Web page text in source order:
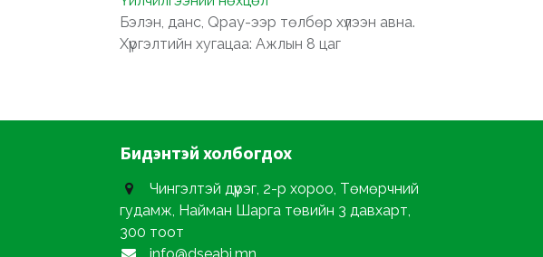
Бэлэн, данс, Qpay-ээр төлбөр хүлээн авна.
Хүргэлтийн хугацаа: Ажлын 8 цаг
Бидэнтэй холбогдох
Чингэлтэй дүүрэг, 2-р хороо, Төмөрчний
гудамж, Найман Шарга төвийн 3 давхарт,
300 тоот